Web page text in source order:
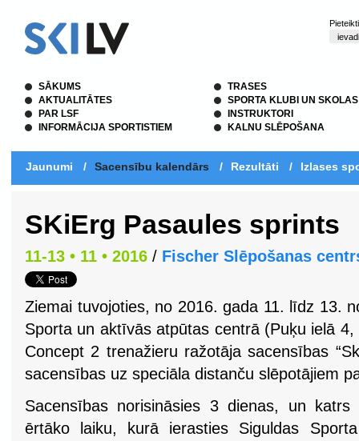
SĀKUMS
AKTUALITĀTES
PAR LSF
INFORMĀCIJA SPORTISTIEM
TRASES
SPORTA KLUBI UN SKOLAS
INSTRUKTORI
KALNU SLĒPOŠANA
Jaunumi / Sacensību kalendārs / Rezultāti / Izlases
SKiErg Pasaules sprints
11-13 • 11 • 2016 / Fischer Slēpošanas
Ziemai tuvojoties, no 2016. gada 11. līdz 13.
Sporta un aktīvās atpūtas centrā (Puķu ielā
Concept 2 trenažieru ražotāja sacensības
sacensības uz speciāla distanču slēpotājiem
Sacensības norisināsies 3 dienas, un
ērtāko laiku, kurā ierasties Siguldas